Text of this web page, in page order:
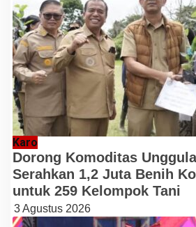
Karo
Dorong Komoditas
Serahkan 1,2 Juta Benih
untuk 259 Kelompok Tani
3 Agustus 2026